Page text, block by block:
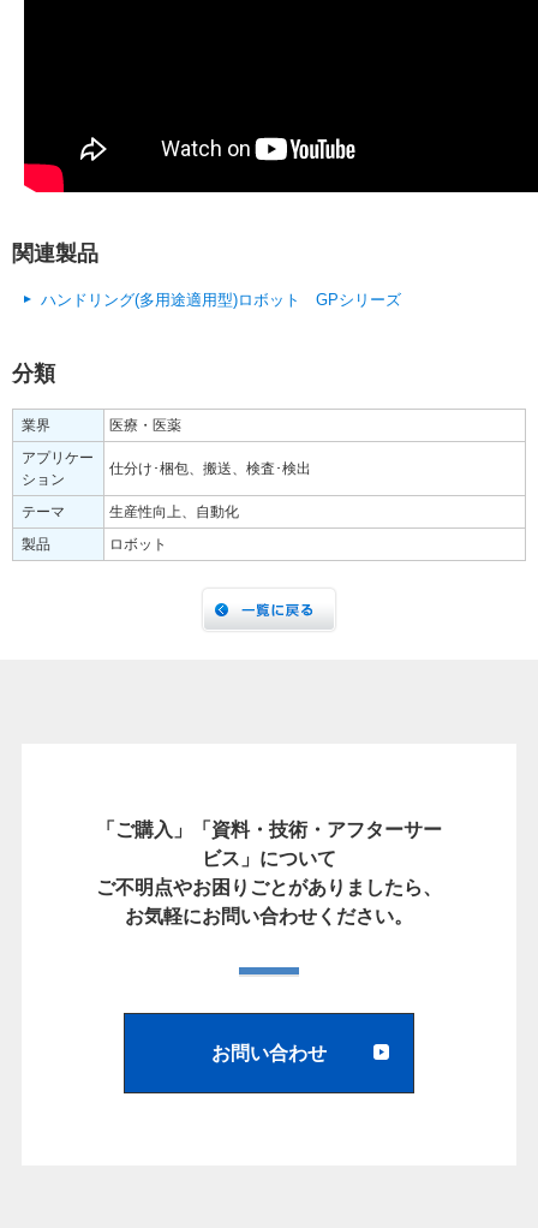
関連製品
ハンドリング(多用途適用型)ロボット GPシリーズ
分類
業界
医療・医薬
アプリケー
ション
仕分け･梱包、搬送、検査･検出
テーマ
生産性向上、自動化
製品
ロボット
「ご購入」「資料・技術・アフターサー
ビス」について
ご不明点やお困りごとがありましたら、
お気軽にお問い合わせください。
お問い合わせ